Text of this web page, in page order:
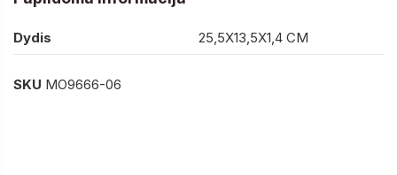
Dydis 25,5X13,5X1,4 CM
SKU MO9666-06